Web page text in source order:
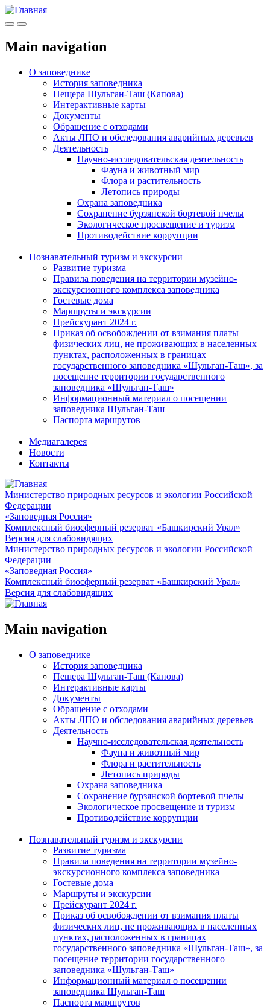
МенюИнфо
Main navigation
О заповеднике
История заповедника
Пещера Шульган-Таш (Капова)
Интерактивные карты
Документы
Обращение с отходами
Акты ЛПО и обследования аварийных деревьев
Деятельность
Научно-исследовательская деятельность
Фауна и животный мир
Флора и растительность
Летопись природы
Охрана заповедника
Сохранение бурзянской бортевой пчелы
Экологическое просвещение и туризм
Противодействие коррупции
Познавательный туризм и экскурсии
Развитие туризма
Правила поведения на территории музейно-
экскурсионного комплекса заповедника
Гостевые дома
Маршруты и экскурсии
Прейскурант 2024 г.
Приказ об освобождении от взимания платы
физических лиц, не проживающих в населенных
пунктах, расположенных в границах
государственного заповедника «Шульган-Таш», за
посещение территории государственного
заповедника «Шульган-Таш»
Информационный материал о посещении
заповедника Шульган-Таш
Паспорта маршрутов
Медиагалерея
Новости
Контакты
Министерство природных ресурсов и экологии Российской
Федерации
«Заповедная Россия»
Комплексный биосферный резерват «Башкирский Урал»
Версия для слабовидящих
Министерство природных ресурсов и экологии Российской
Федерации
«Заповедная Россия»
Комплексный биосферный резерват «Башкирский Урал»
Версия для слабовидящих
Main navigation
О заповеднике
История заповедника
Пещера Шульган-Таш (Капова)
Интерактивные карты
Документы
Обращение с отходами
Акты ЛПО и обследования аварийных деревьев
Деятельность
Научно-исследовательская деятельность
Фауна и животный мир
Флора и растительность
Летопись природы
Охрана заповедника
Сохранение бурзянской бортевой пчелы
Экологическое просвещение и туризм
Противодействие коррупции
Познавательный туризм и экскурсии
Развитие туризма
Правила поведения на территории музейно-
экскурсионного комплекса заповедника
Гостевые дома
Маршруты и экскурсии
Прейскурант 2024 г.
Приказ об освобождении от взимания платы
физических лиц, не проживающих в населенных
пунктах, расположенных в границах
государственного заповедника «Шульган-Таш», за
посещение территории государственного
заповедника «Шульган-Таш»
Информационный материал о посещении
заповедника Шульган-Таш
Паспорта маршрутов